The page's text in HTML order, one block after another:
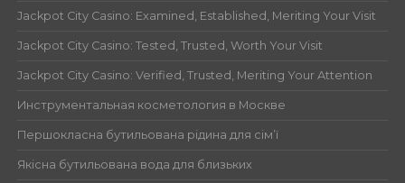
Jackpot City Casino: Examined, Established, Meriting Your Visit
Jackpot City Casino: Tested, Trusted, Worth Your Visit
Jackpot City Casino: Verified, Trusted, Meriting Your Attention
Инструментальная косметология в Москве
Першокласна бутильована рідина для сім’ї
Якісна бутильована вода для близьких